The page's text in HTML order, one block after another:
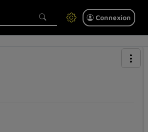
Connexion